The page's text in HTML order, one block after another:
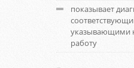
показывает
указывающими
работу